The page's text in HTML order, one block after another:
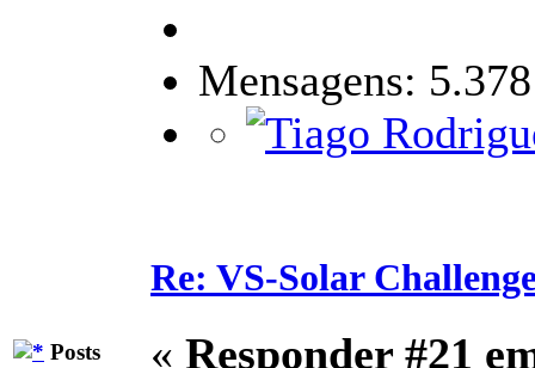
Posts
Mensagens: 5.378
Re: VS-Solar
« Responder #21